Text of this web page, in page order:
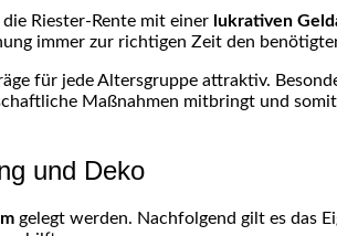
Riester-Rente mit einer lukrativen
immer zur richtigen Zeit den
für jede Altersgruppe attraktiv.
Maßnahmen mitbringt und
und Deko
gelegt werden. Nachfolgend gilt es das